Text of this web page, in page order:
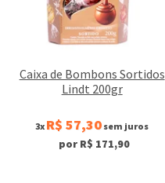
Caixa de Bombons Sortidos
Lindt 200gr
3x R$ 57,30 sem juros
por R$ 171,90